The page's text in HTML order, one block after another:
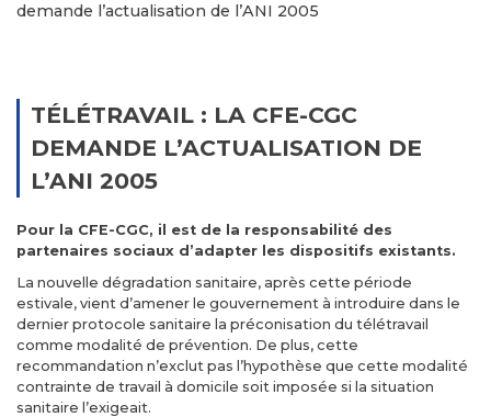
demande l’actualisation de l’ANI 2005
TÉLÉTRAVAIL : LA CFE-CGC
DEMANDE L’ACTUALISATION DE
L’ANI 2005
Pour la CFE-CGC, il est de la responsabilité des
partenaires sociaux d’adapter les dispositifs existants.
La nouvelle dégradation sanitaire, après cette période
estivale, vient d’amener le gouvernement à introduire dans le
dernier protocole sanitaire la préconisation du télétravail
comme modalité de prévention. De plus, cette
recommandation n’exclut pas l’hypothèse que cette modalité
contrainte de travail à domicile soit imposée si la situation
sanitaire l’exigeait.